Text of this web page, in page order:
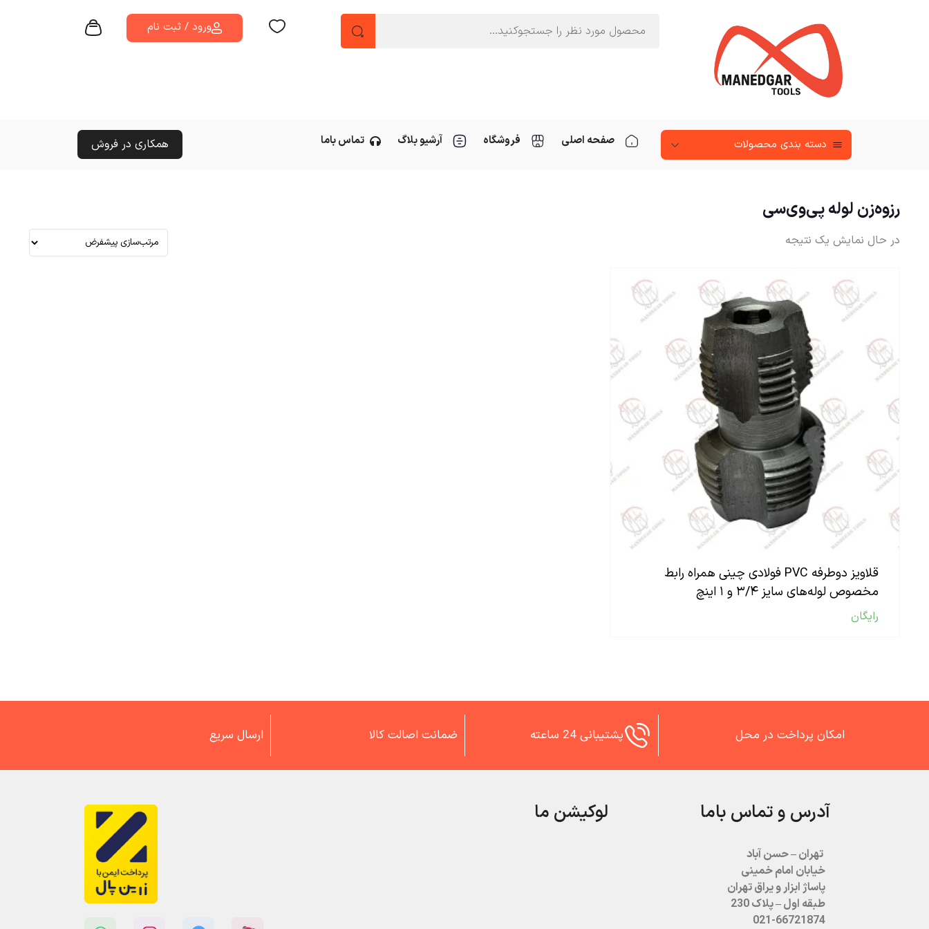
ورود / ثبت نام
دسته‌ بندی محصولات صفحه اصلی فروشگاه آرشیو بلاگ تماس باما همکاری در فروش
رزوه‌زن لوله پی‌وی‌سی
در حال نمایش یک نتیجه
قلاویز دوطرفه PVC فولادی چینی همراه رابط
مخصوص لوله‌های سایز ۳/۴ و ۱ اینچ
رایگان
امکان پرداخت در محل پشتیبانی 24 ساعته ضمانت اصالت کالا ارسال سریع
آدرس و تماس باما
تهران – حسن آباد
خیابان امام خمینی
پاساژ ابزار و یراق تهران
طبقه اول – پلاک 230
021-66721874
لوکیشن ما